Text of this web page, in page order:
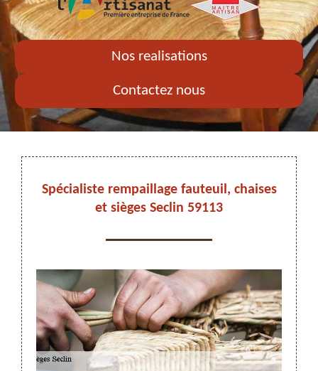
Nos realisations
Contactez nous
Spécialiste rempaillage fauteuil, chaises
et sièges Seclin 59113